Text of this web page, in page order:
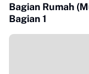
Bagian Rumah
Bagian 1